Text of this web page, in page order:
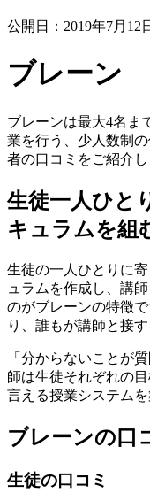
公開日： 2019年7月12
ブレーン
ブレーンは最大4名ま
業を行う、少人数制
者の口コミをご紹介し
生徒一人ひと
キュラムを組
生徒の一人ひとりに
ュラムを作成し、講
のがブレーンの特徴
り、誰もが講師と接
「分からないことが
師は生徒それぞれの
言える授業システムを
ブレーンの口
生徒の口コミ